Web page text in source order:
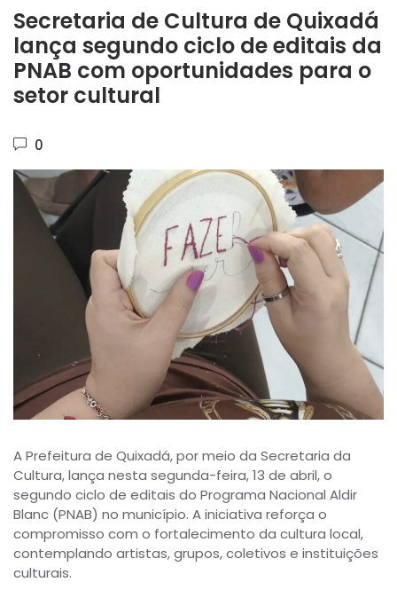
Secretaria de Cultura de Quixadá
lança segundo ciclo de editais da
PNAB com oportunidades para o
setor cultural
0
A Prefeitura de Quixadá, por meio da Secretaria da
Cultura, lança nesta segunda-feira, 13 de abril, o
segundo ciclo de editais do Programa Nacional Aldir
Blanc (PNAB) no município. A iniciativa reforça o
compromisso com o fortalecimento da cultura local,
contemplando artistas, grupos, coletivos e instituições
culturais.